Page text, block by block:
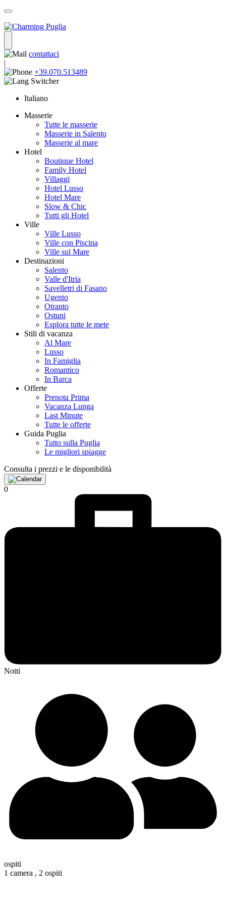
contattaci
|
+39.070.513489
Italiano
Masserie
Tutte le masserie
Masserie in Salento
Masserie al mare
Hotel
Boutique Hotel
Family Hotel
Villaggi
Hotel Lusso
Hotel Mare
Slow & Chic
Tutti gli Hotel
Ville
Ville Lusso
Ville con Piscina
Ville sul Mare
Destinazioni
Salento
Valle d'Itria
Savelletri di Fasano
Ugento
Otranto
Ostuni
Esplora tutte le mete
Stili di vacanza
Al Mare
Lusso
In Famiglia
Romantico
In Barca
Offerte
Prenota Prima
Vacanza Lunga
Last Minute
Tutte le offerte
Guida Puglia
Tutto sulla Puglia
Le migliori spiagge
Consulta i prezzi e le disponibilità
0
Notti
ospiti
1 camera , 2 ospiti